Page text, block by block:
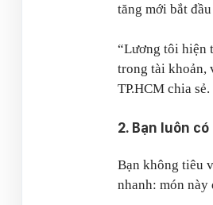
tăng mới bắt
“Lương tôi hiện
trong tài khoản,
TP.HCM chia sẻ.
2. Bạn luôn
Bạn không tiêu
nhanh: món này